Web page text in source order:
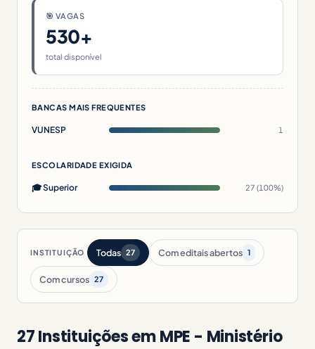
🎯 VAGAS
530+
total disponível
BANCAS MAIS FREQUENTES
VUNESP 1
ESCOLARIDADE EXIGIDA
🎓 Superior 27 (100%)
INSTITUIÇÃO Todas 27 Com editais abertos 1
Com cursos 27
27 Instituições em MPE - Ministério